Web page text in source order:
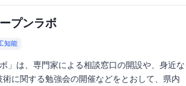
プンラボ
知能
」は、専門家による相談窓口の開設や、身近な
に関する勉強会の開催などをとおして、県内